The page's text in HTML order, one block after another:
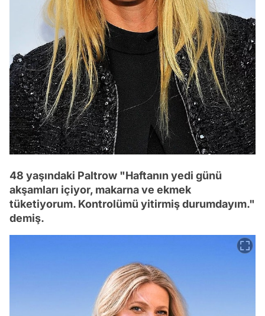
48 yaşındaki Paltrow "Haftanın yedi günü
akşamları içiyor, makarna ve ekmek
tüketiyorum. Kontrolümü yitirmiş durumdayım."
demiş.